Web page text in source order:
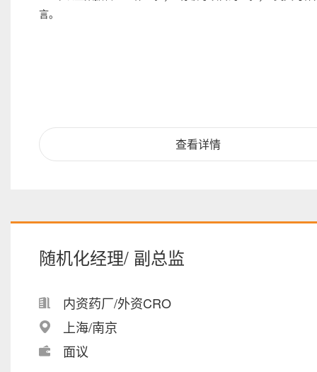
言。
查看详情
随机化经理/ 副总监
内资药厂/外资CRO
上海/南京
面议